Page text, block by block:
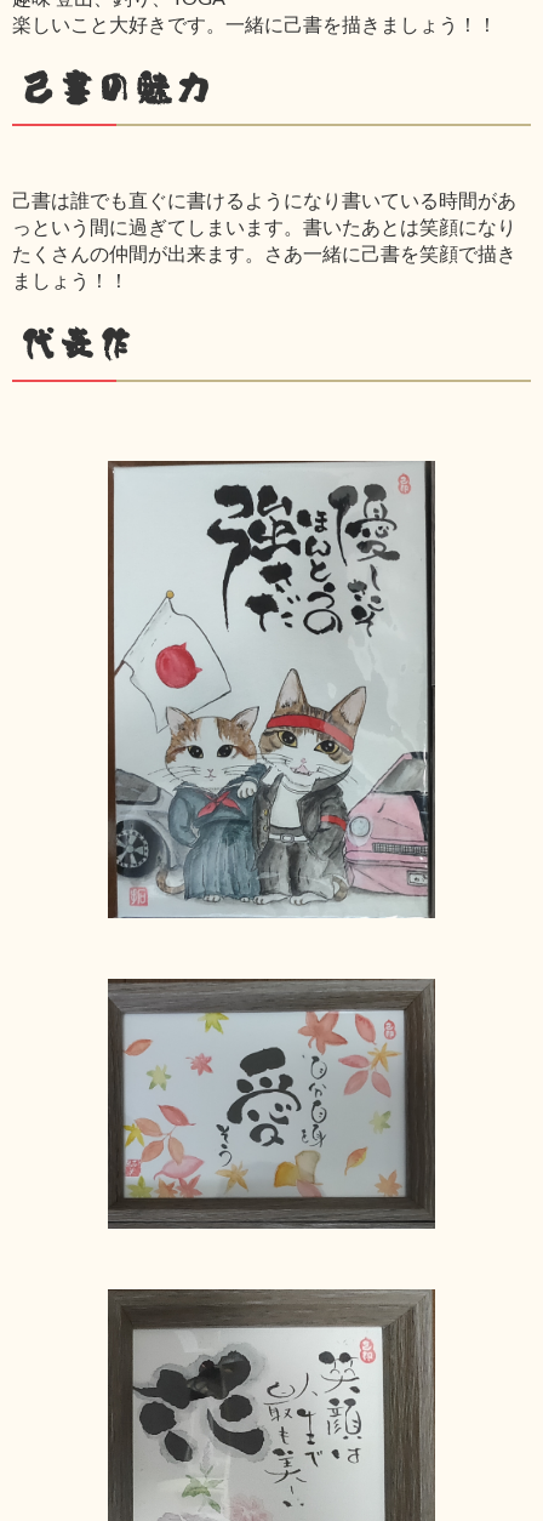
楽しいこと大好きです。一緒に己書を描きましょう！！
己書の魅力
己書は誰でも直ぐに書けるようになり書いている時間があ
っという間に過ぎてしまいます。書いたあとは笑顔になり
たくさんの仲間が出来ます。さあ一緒に己書を笑顔で描き
ましょう！！
代表作